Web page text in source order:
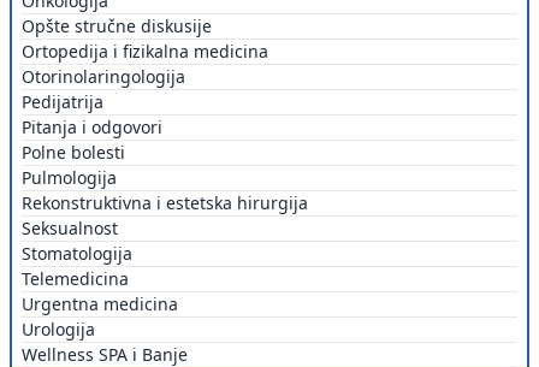
Opšte stručne diskusije
Ortopedija i fizikalna medicina
Otorinolaringologija
Pedijatrija
Pitanja i odgovori
Polne bolesti
Pulmologija
Rekonstruktivna i estetska hirurgija
Seksualnost
Stomatologija
Telemedicina
Urgentna medicina
Urologija
Wellness SPA i Banje